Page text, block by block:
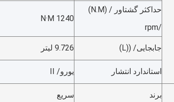
حداکثر گشتاور / (N.M)
/rpm
1240 N·M
جابجایی/ ((L) 9.726 لیتر
استاندارد انتشار یورو/ II
برند سریع